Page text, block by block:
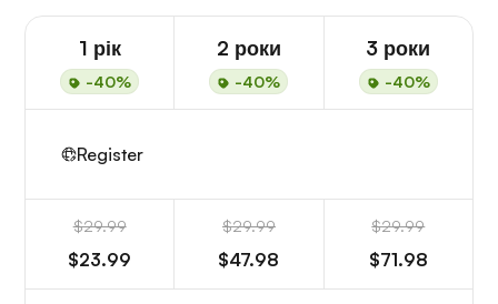
1 рік
-40%
2 роки
-40%
3 роки
-40%
Register
$29.99
$23.99
$29.99
$47.98
$29.99
$71.98